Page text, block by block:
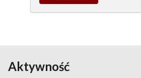
wpis
Aktywność